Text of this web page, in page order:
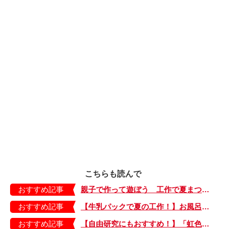
こちらも読んで
おすすめ記事
親子で作って遊ぼう 工作で夏まつり！ 後編
おすすめ記事
【牛乳パックで夏の工作！】お風呂やおうちプールで水に浮かべてあそぼ！「牛乳パックのぷかぷかボート」
おすすめ記事
【自由研究にもおすすめ！】「虹色うちわ」作ってみました！ 夏休みの工作に最＆高♪・編集部スタッフイチオシ！